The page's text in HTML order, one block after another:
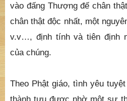
vào đấng Thượng đế chân
chân thật độc nhất, một
v.v…, định tính và tiên định
của chúng.
Theo Phật giáo, tình yêu